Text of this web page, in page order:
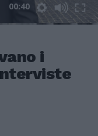
00:40
i